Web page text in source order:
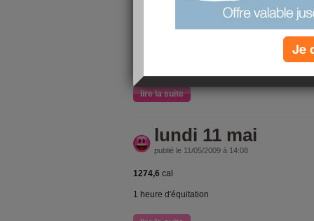
Mardi 12 mai
lire la suite
lundi 11 mai
publié le 11/05/2009 à 14:08
1274,6 cal
1 heure d'équitation
Je